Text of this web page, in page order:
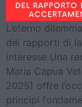
L’eterno
dei rapporti di
interesse Una
Maria Capua
2025) offre
principi